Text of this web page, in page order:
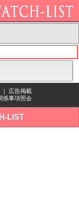
広告掲載
係事項照会
LIST